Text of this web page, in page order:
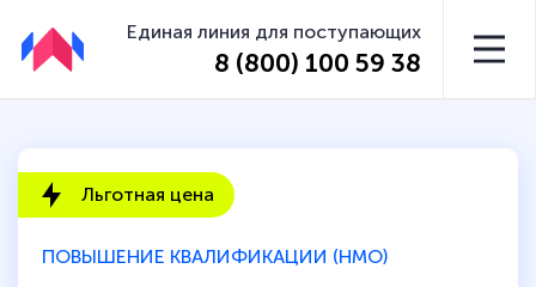
Единая линия для поступающих
8 (800) 100 59 38
ПОВЫШЕНИЕ КВАЛИФИКАЦИИ (НМО)
Льготная цена